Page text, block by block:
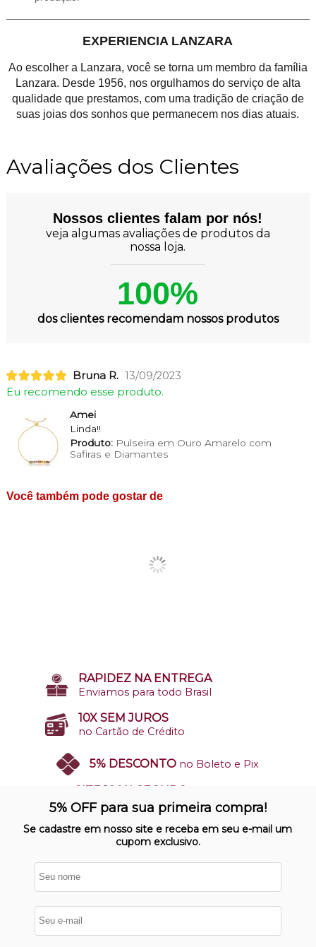
EXPERIENCIA LANZARA
Ao escolher a Lanzara, você se torna um membro da família
Lanzara. Desde 1956, nos orgulhamos do serviço de alta
qualidade que prestamos, com uma tradição de criação de
suas joias dos sonhos que permanecem nos dias atuais.
Avaliações dos Clientes
Nossos clientes falam por nós!
veja algumas avaliações de produtos da
nossa loja.
100%
dos clientes recomendam nossos produtos
Bruna R. 13/09/2023
Eu recomendo esse produto.
Amei
Linda!!
Produto:Pulseira em Ouro Amarelo com
Safiras e Diamantes
Você também pode gostar de
RAPIDEZ NA ENTREGA
Enviamos para todo Brasil
10X SEM JUROS
no Cartão de Crédito
5% DESCONTO no Boleto e Pix
SITE 100% SEGURO
Nosso site opera em ambiente
protegido
5% OFF para sua primeira compra!
Se cadastre em nosso site e receba em seu e-mail um
cupom exclusivo.